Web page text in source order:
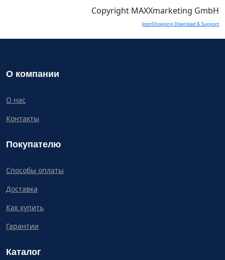
Copyright MAXXmarketing GmbH
JoomShopping Download & Support
О компании
О нас
Контакты
Покупателю
Способы оплаты
Доставка
Как купить
Гарантии
Каталог